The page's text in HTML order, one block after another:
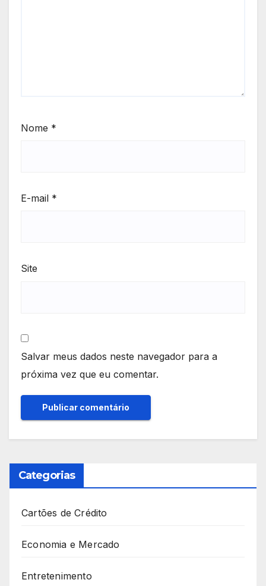
Nome *
E-mail *
Site
Salvar meus dados neste navegador para a
próxima vez que eu comentar.
Categorias
Cartões de Crédito
Economia e Mercado
Entretenimento